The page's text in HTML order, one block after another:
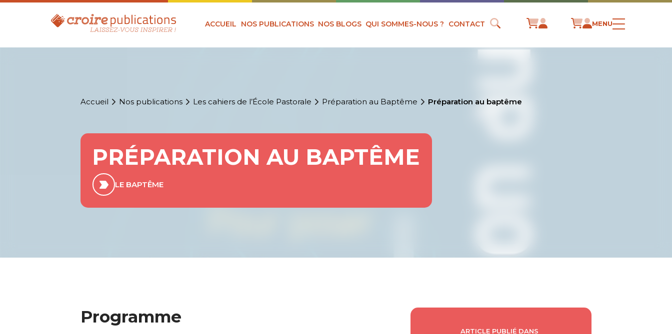
ACCUEIL NOS PUBLICATIONS NOS BLOGS QUI SOMMES-NOUS ? CONTACT MENU
Accueil Nos publications Les cahiers de l’École Pastorale Préparation au Baptême Préparation au baptême
PRÉPARATION AU BAPTÊME
LE BAPTÊME
Programme
ARTICLE PUBLIÉ DANS